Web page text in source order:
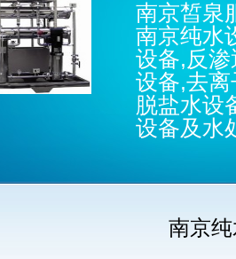
南京皙泉
南京纯水
设备,反
设备,去
脱盐水设
设备及水
南京